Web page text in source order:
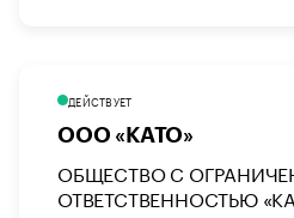
ДЕЙСТВУЕТ
ООО «КАТО»
ОБЩЕСТВО С
ОТВЕТСТВЕННОСТЬЮ